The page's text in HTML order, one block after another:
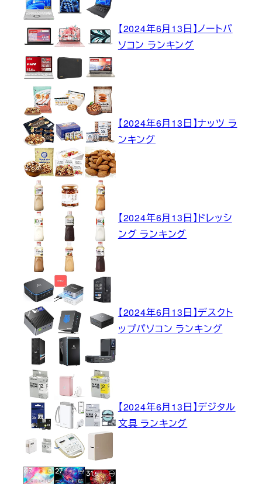
【2024年6月13日】ノートパ
ソコン ランキング
【2024年6月13日】ナッツ ラ
ンキング
【2024年6月13日】ドレッシ
ング ランキング
【2024年6月13日】デスクト
ップパソコン ランキング
【2024年6月13日】デジタル
文具 ランキング